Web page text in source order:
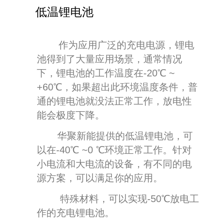
低温锂电池
作为应用广泛的充电电源，锂电
池得到了大量应用场景，通常情况
下，锂电池的工作温度在-20℃ ~
+60℃，如果超出此环境温度条件，普
通的锂电池就没法正常工作，放电性
能会极度下降。
华聚新能提供的低温锂电池，可
以在-40℃ ~0 ℃环境正常工作。针对
小电流和大电流的设备，有不同的电
源方案，可以满足你的应用。
特殊材料，可以实现-50℃放电工
作的充电锂电池。